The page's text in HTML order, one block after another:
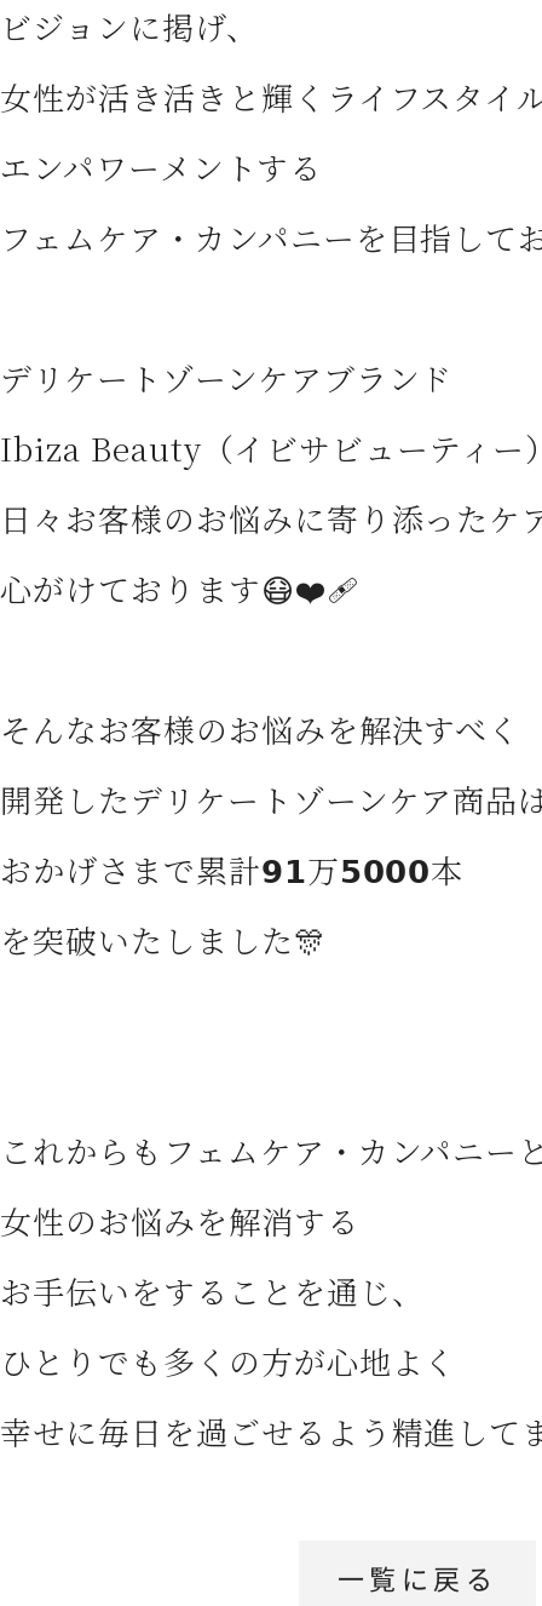
CONTACTお問い合わせ
ビジョンに掲げ、
女性が活き活きと輝くライフスタイ
エンパワーメントする
フェムケア・カンパニーを目指して
デリケートゾーンケアブランド
Ibiza Beauty（イビサビューティー
日々お客様のお悩みに寄り添ったケ
心がけております😷❤️‍🩹
そんなお客様のお悩みを解決すべく
開発したデリケートゾーンケア商品
おかげさまで累計𝟵𝟭万𝟱𝟬𝟬𝟬本
を突破いたしました🎊
これからもフェムケア・カンパニー
女性のお悩みを解消する
お手伝いをすることを通じ、
ひとりでも多くの方が心地よく
幸せに毎日を過ごせるよう精進して
一覧に戻る